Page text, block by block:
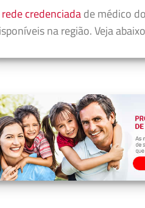
rede credenciadade médico
na região. Veja